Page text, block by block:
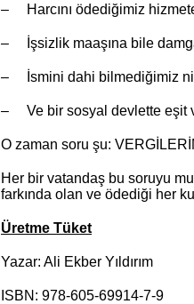
– Harcını ödediğimiz
– İşsizlik maaşına bile
– İsmini dahi bilmediğimiz
– Ve bir sosyal devlette eşit
O zaman soru şu:
Her bir vatandaş bu soruyu
farkında olan ve ödediği her
Üretme Tüket
Yazar: Ali Ekber Yıldırım
ISBN: 978-605-69914-7-9